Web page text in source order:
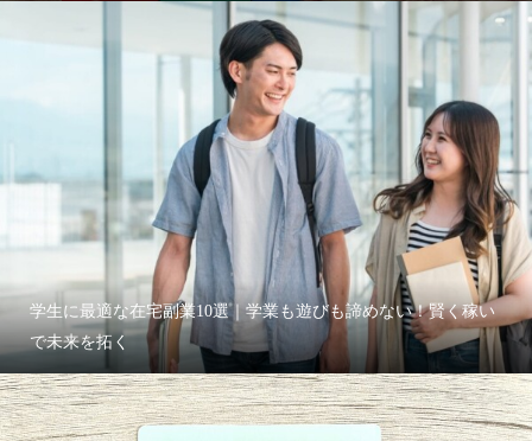
学生に最適な在宅副業10選｜学業も遊びも諦めない！賢く稼い
で未来を拓く